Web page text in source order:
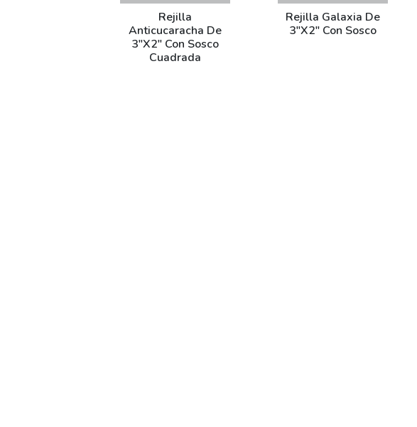
Rejilla
Anticucaracha De
3"X2" Con Sosco
Cuadrada
Rejilla Galaxia De
3"X2" Con Sosco